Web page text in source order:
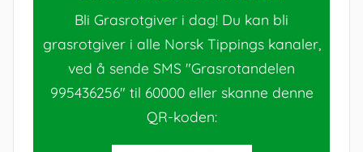
Bli Grasrotgiver i dag! Du kan bli
grasrotgiver i alle Norsk Tippings kanaler,
ved å sende SMS "Grasrotandelen
995436256" til 60000 eller skanne denne
QR-koden: